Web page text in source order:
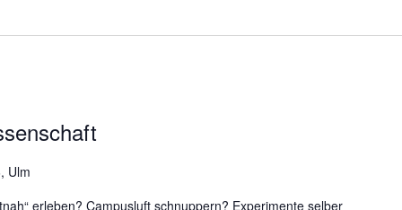
Ulm
erleben? Campusluft schnuppern? Experimente selber